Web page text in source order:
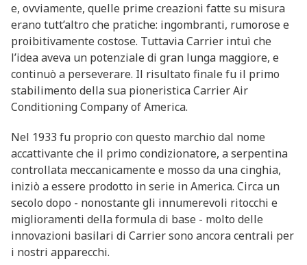
e, ovviamente, quelle prime creazioni fatte su misura
erano tutt’altro che pratiche: ingombranti, rumorose e
proibitivamente costose. Tuttavia Carrier intuì che
l’idea aveva un potenziale di gran lunga maggiore, e
continuò a perseverare. Il risultato finale fu il primo
stabilimento della sua pioneristica Carrier Air
Conditioning Company of America.
Nel 1933 fu proprio con questo marchio dal nome
accattivante che il primo condizionatore, a serpentina
controllata meccanicamente e mosso da una cinghia,
iniziò a essere prodotto in serie in America. Circa un
secolo dopo - nonostante gli innumerevoli ritocchi e
miglioramenti della formula di base - molto delle
innovazioni basilari di Carrier sono ancora centrali per
i nostri apparecchi.